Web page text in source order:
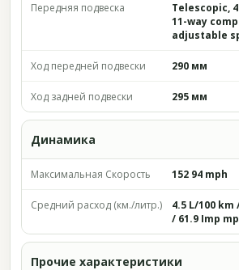
Передняя подвеска
Telescopic,
11-way
adjustable
Ход передней подвески 290 мм
Ход задней подвески 295 мм
Динамика
Максимальная Скорость 152 94 mph
Средний расход (км./литр.)
4.5 L/100 km
/ 61.9 Imp
Прочие характеристики